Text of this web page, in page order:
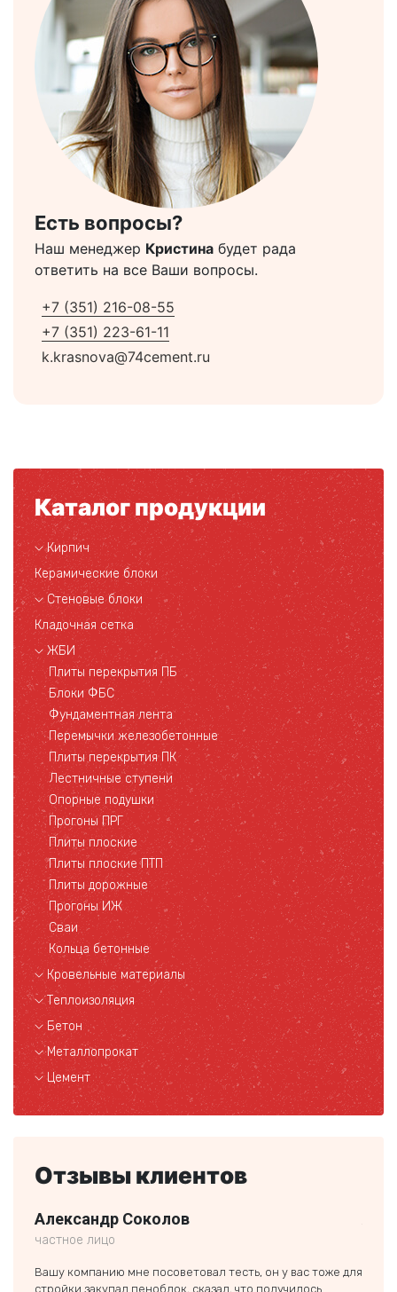
Есть вопросы?
Наш менеджер Кристина будет рада
ответить на все Ваши вопросы.
+7 (351) 216-08-55
+7 (351) 223-61-11
k.krasnova@74cement.ru
Каталог продукции
Кирпич
Керамические блоки
Стеновые блоки
Кладочная сетка
ЖБИ
Плиты перекрытия ПБ
Блоки ФБС
Фундаментная лента
Перемычки железобетонные
Плиты перекрытия ПК
Лестничные ступени
Опорные подушки
Прогоны ПРГ
Плиты плоские
Плиты плоские ПТП
Плиты дорожные
Прогоны ИЖ
Сваи
Кольца бетонные
Кровельные материалы
Теплоизоляция
Бетон
Металлопрокат
Цемент
Отзывы клиентов
Александр Соколов
частное лицо
Вашу компанию мне посоветовал тесть, он у вас тоже для
стройки закупал пеноблок, сказал, что получилось